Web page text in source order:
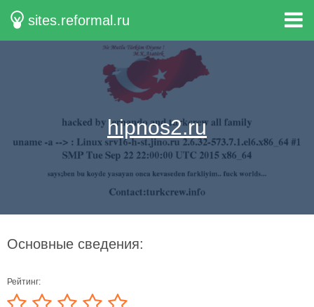
sites.reformal.ru
hipnos2.ru
Основные сведения:
Рейтинг: